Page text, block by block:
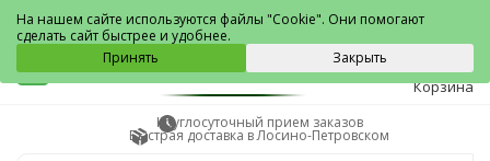
Лосино-Петровский
0
Корзина
Круглосуточный прием заказов
Быстрая доставка в Лосино-Петровском
На нашем сайте используются файлы "Cookie". Они помогают
сделать сайт быстрее и удобнее.
Принять
Закрыть